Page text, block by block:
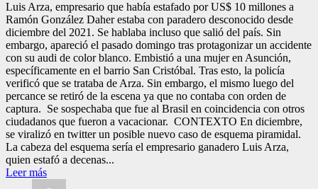
Luis Arza, empresario que había estafado por US$ 10 millones a
Ramón González Daher estaba con paradero desconocido desde
diciembre del 2021. Se hablaba incluso que salió del país. Sin
embargo, apareció el pasado domingo tras protagonizar un accidente
con su audi de color blanco. Embistió a una mujer en Asunción,
específicamente en el barrio San Cristóbal. Tras esto, la policía
verificó que se trataba de Arza. Sin embargo, el mismo luego del
percance se retiró de la escena ya que no contaba con orden de
captura. Se sospechaba que fue al Brasil en coincidencia con otros
ciudadanos que fueron a vacacionar. CONTEXTO En diciembre,
se viralizó en twitter un posible nuevo caso de esquema piramidal.
La cabeza del esquema sería el empresario ganadero Luis Arza,
quien estafó a decenas...
Leer más